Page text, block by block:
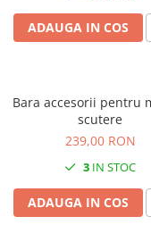
ADAUGA IN COS
Bara accesorii pentru
scutere
239,00 RON
3 IN STOC
ADAUGA IN COS